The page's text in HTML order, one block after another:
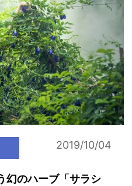
2019/10/04
幻のハーブ「サラシ